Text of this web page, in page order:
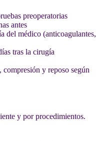
preoperatorias
antes
del médico (anticoagulantes,
tras la cirugía
compresión y reposo según
y por procedimientos.